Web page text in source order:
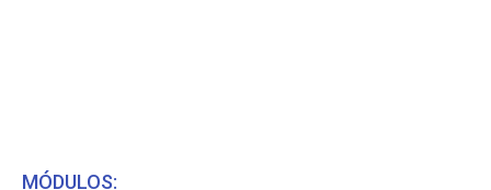
MÓDULOS: